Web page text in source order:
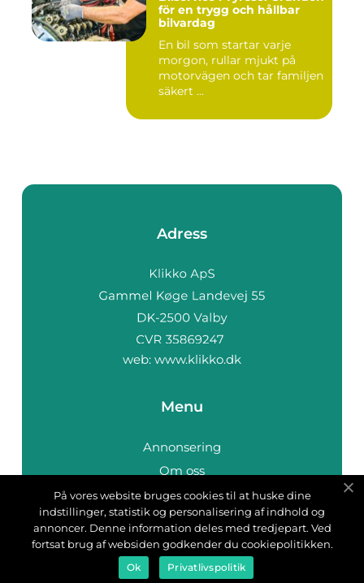
för en trygg och hållbar
bilvardag
En bil som startar varje
morgon, rullar mjukt på
motorvägen och tar familjen
säkert ...
Adress
web: www.klikko.dk
Menu
Annonsering
Om oss
Cookies
Kontakta oss
Sitemap
På vores website bruges cookies til at huske dine
indstillinger, statistik og personalisering af indhold og
annoncer. Denne information deles med tredjepart. Ved
fortsat brug af websiden godkender du cookiepolitikken.
Ok Privatlivspolitik